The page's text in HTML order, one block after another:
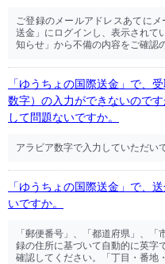
ご登録のメールアドレスあてに
送金」にログインし、表示されて
知らせ」から不備の内容をご確認
「ゆうちょの国際送金」で、
数字）の入力ができないので
して問題ないですか。
アラビア数字で入力していただい
「ゆうちょの国際送金」で、
いですか。
「郵便番号」、「都道府県」、
録の住所に基づいて自動的に英字
確認してください。「丁目・番地